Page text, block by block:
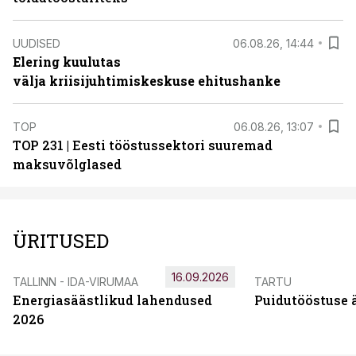
UUDISED 06.08.26, 14:44
Elering kuulutas
välja kriisijuhtimiskeskuse ehitushanke
TOP 06.08.26, 13:07
TOP 231 | Eesti tööstussektori suuremad
maksuvõlglased
ÜRITUSED
TALLINN - IDA-VIRUMAA
Energiasäästlikud lahendused
2026
16.09.2026 TARTU
Puidutööstuse